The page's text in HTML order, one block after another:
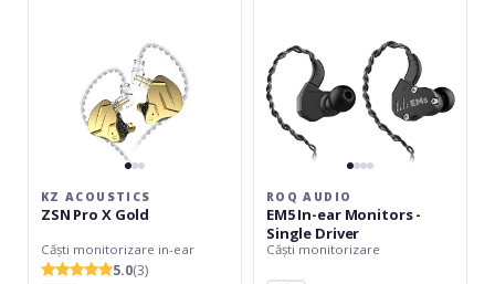
KZ ACOUSTICS
ZSN Pro X Gold
Căști monitorizare in-ear
5.0(3)
Single
Driver
ROQ AUDIO
EM5 In-ear Monitors -
Single Driver
Căști monitorizare